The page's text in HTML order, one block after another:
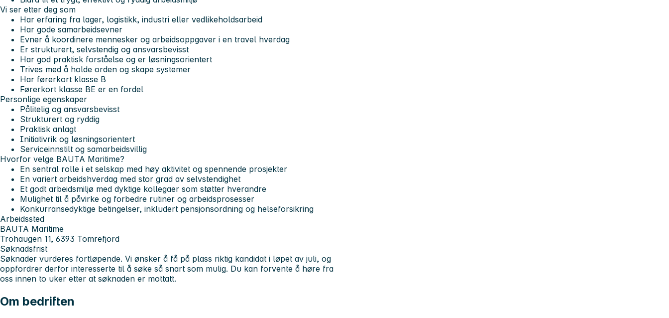
Vi ser etter deg som
Har erfaring fra lager, logistikk, industri eller vedlikeholdsarbeid
Har gode samarbeidsevner
Evner å koordinere mennesker og arbeidsoppgaver i en travel hverdag
Er strukturert, selvstendig og ansvarsbevisst
Har god praktisk forståelse og er løsningsorientert
Trives med å holde orden og skape systemer
Har førerkort klasse B
Førerkort klasse BE er en fordel
Personlige egenskaper
Pålitelig og ansvarsbevisst
Strukturert og ryddig
Praktisk anlagt
Initiativrik og løsningsorientert
Serviceinnstilt og samarbeidsvillig
Hvorfor velge BAUTA Maritime?
En sentral rolle i et selskap med høy aktivitet og spennende prosjekter
En variert arbeidshverdag med stor grad av selvstendighet
Et godt arbeidsmiljø med dyktige kollegaer som støtter hverandre
Mulighet til å påvirke og forbedre rutiner og arbeidsprosesser
Konkurransedyktige betingelser, inkludert pensjonsordning og helseforsikring
Arbeidssted
BAUTA Maritime
Trohaugen 11, 6393 Tomrefjord
Søknadsfrist
Søknader vurderes fortløpende. Vi ønsker å få på plass riktig kandidat i løpet av juli, og
oppfordrer derfor interesserte til å søke så snart som mulig. Du kan forvente å høre fra
oss innen to uker etter at søknaden er mottatt.
Om bedriften